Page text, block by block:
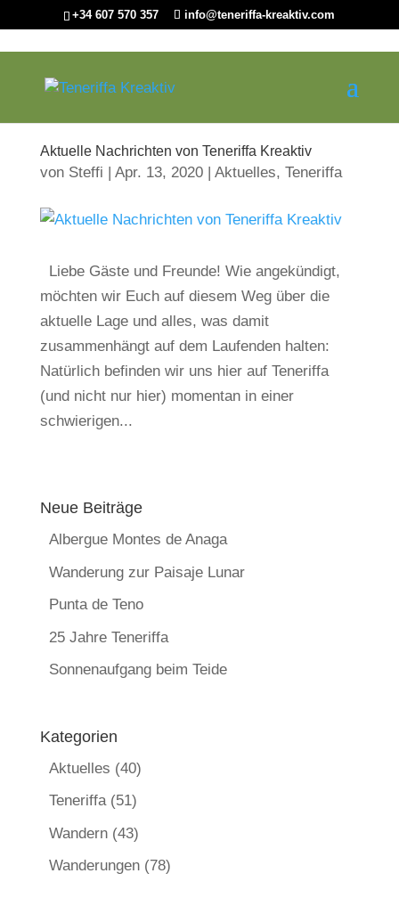
+34 607 570 357 info@teneriffa-kreaktiv.com
Aktuelle Nachrichten von Teneriffa Kreaktiv
von Steffi | Apr. 13, 2020| Aktuelles, Teneriffa
Liebe Gäste und Freunde! Wie angekündigt,
möchten wir Euch auf diesem Weg über die
aktuelle Lage und alles, was damit
zusammenhängt auf dem Laufenden halten:
Natürlich befinden wir uns hier auf Teneriffa
(und nicht nur hier) momentan in einer
schwierigen...
Neue Beiträge
Albergue Montes de Anaga
Wanderung zur Paisaje Lunar
Punta de Teno
25 Jahre Teneriffa
Sonnenaufgang beim Teide
Kategorien
Aktuelles (40)
Teneriffa(51)
Wandern(43)
Wanderungen(78)